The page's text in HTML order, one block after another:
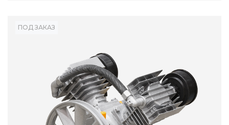
ПОД ЗАКАЗ